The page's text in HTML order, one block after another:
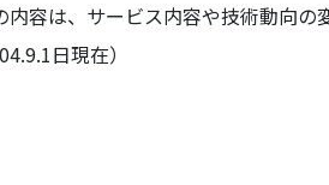
容は、サービス内容や技術動向
日現在）